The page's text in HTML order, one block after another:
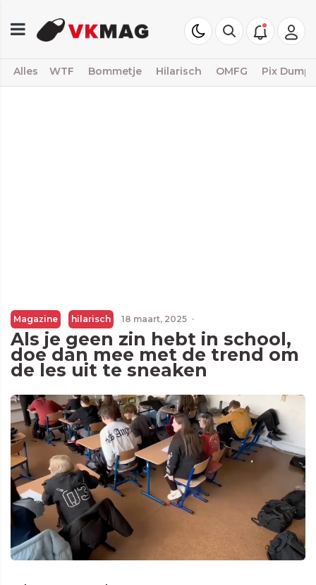
Alles WTF Bommetje Hilarisch OMFG Pix Dump
Magazine hilarisch 18 maart, 2025 ·
Als je geen zin hebt in school,
doe dan mee met de trend om
de les uit te sneaken